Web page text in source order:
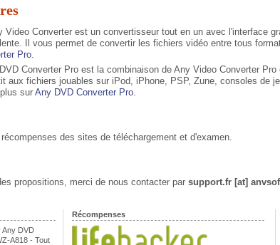
Video Converter est un convertisseur tout en un avec l'interface
Il vous permet de convertir les fichiers vidéo entre tous
Pro.
Converter Pro est la combinaison de Any Video Converter
aux fichiers jouables sur iPod, iPhone, PSP, Zune, consoles de
sur Any DVD Converter Pro.
des sites de téléchargement et d'examen.
propositions, merci de nous contacter par support.fr [at]
Any DVD
A818 - Tout
Récompenses